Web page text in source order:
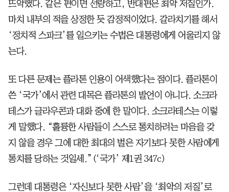
뜨악했다. 같은 편이면 선량하고, 반대편은 최악 저질인가.
마치 내부의 적을 상정한 듯 감정적이었다. 갈라치기를 해서
‘정치적 스파크’를 일으키는 수법은 대통령에게 어울리지 않
는다.
또 다른 문제는 플라톤 인용이 어색했다는 점이다. 플라톤이
쓴 ‘국가’에서 관련 대목은 플라톤의 발언이 아니다. 소크라
테스가 글라우콘과 대화 중에 한 말이다. 소크라테스는 이렇
게 말했다. “훌륭한 사람들이 스스로 통치하려는 마음을 갖
지 않을 경우 그에 대한 최대의 벌은 자기보다 못한 사람에게
통치를 당하는 것일세.”(‘국가’ 제1권 347c)
그런데 대통령은 ‘자신보다 못한 사람’을 ‘최악의 저질’로